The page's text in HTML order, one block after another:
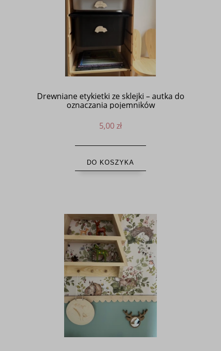
Drewniane etykietki ze sklejki – autka do
oznaczania pojemników
5,00 zł
DO KOSZYKA